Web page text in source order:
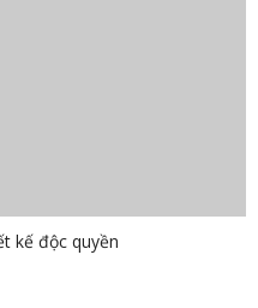
kế độc quyền